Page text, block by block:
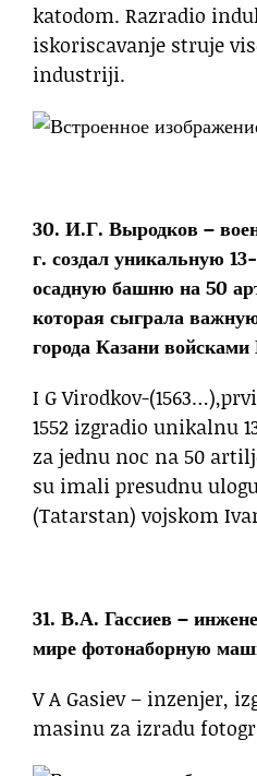
katodom. Razradio
iskoriscavanje struje
industriji.
30. И.Г. Выродков –
г. создал уникальную
осадную башню на 50
которая сыграла
города Казани
I G Virodkov-
1552 izgradio unikalnu
za jednu noc na 50
su imali presudnu
(Tatarstan) vojskom
31. В.А. Гассиев –
мире фотонаборную
V A Gasiev – inzenjer,
masinu za izradu